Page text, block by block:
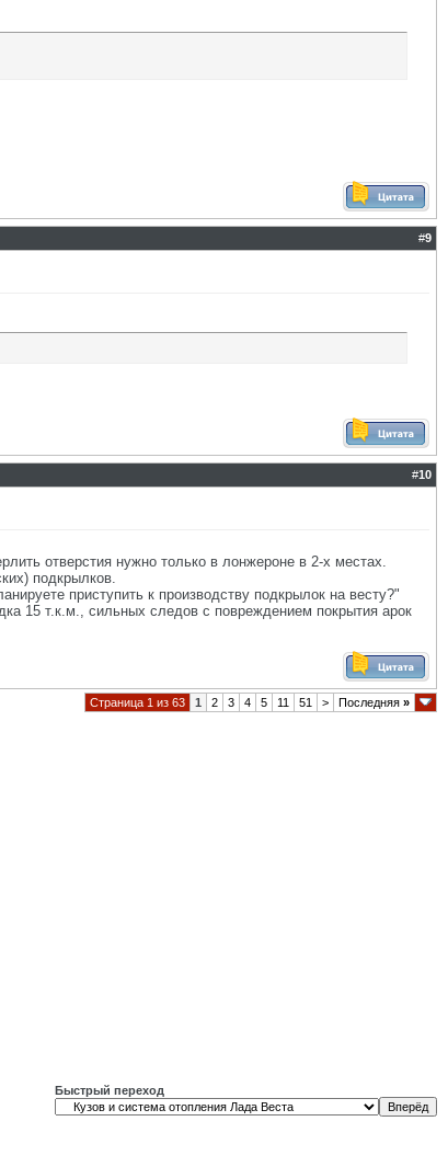
#9
#10
отверстия нужно только в лонжероне в 2-х местах.
подкрылков.
приступить к производству подкрылок на весту?"
15 т.к.м., сильных следов с повреждением покрытия арок
Страница 1 из 63 1 2 3 4 5 11 51 > Последняя »
Быстрый переход